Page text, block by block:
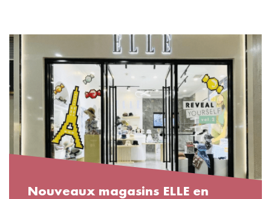
Nouveaux magasins ELLE en